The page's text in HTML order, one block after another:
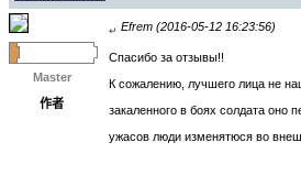
Master
作者
↵ Efrem (2016-05-12 16:23:56)
Спасибо за отзывы!!
К сожалению, лучшего лица не
закаленного в боях солдата оно
ужасов люди изменятюся во